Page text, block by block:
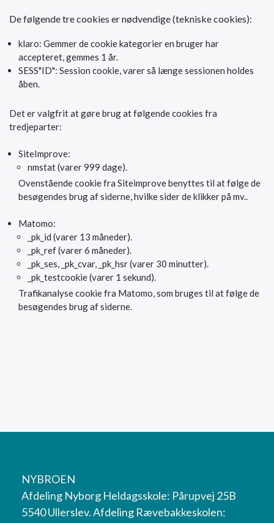
De følgende tre cookies er nødvendige (tekniske cookies):
klaro: Gemmer de cookie kategorier en bruger har
accepteret, gemmes 1 år.
SESS"ID": Session cookie, varer så længe sessionen holdes
åben.
Det er valgfrit at gøre brug at følgende cookies fra
tredjeparter:
SiteImprove:
nmstat (varer 999 dage).
Ovenstående cookie fra Siteimprove benyttes til at følge de
besøgendes brug af siderne, hvilke sider de klikker på mv..
Matomo:
_pk_id (varer 13 måneder).
_pk_ref (varer 6 måneder).
_pk_ses, _pk_cvar, _pk_hsr (varer 30 minutter).
_pk_testcookie (varer 1 sekund).
Trafikanalyse cookie fra Matomo, som bruges til at følge de
besøgendes brug af siderne.
NYBROEN
Afdeling Nyborg Heldagsskole: Pårupvej 25B
5540 Ullerslev. Afdeling Rævebakkeskolen: